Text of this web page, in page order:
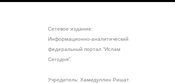
Сетевое издание:
Информационно-аналитический
федеральный портал “Ислам
Сегодня”.
Учредитель: Хамидуллин Ришат